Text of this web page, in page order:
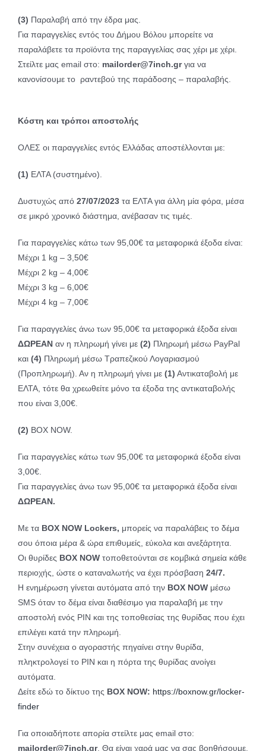
(3) Παραλαβή από την έδρα μας.
Για παραγγελίες εντός του Δήμου Βόλου μπορείτε να
παραλάβετε τα προϊόντα της παραγγελίας σας χέρι με χέρι.
Στείλτε μας email στο: mailorder@7inch.grγια να
κανονίσουμε το ραντεβού της παράδοσης – παραλαβής.
Κόστη και τρόποι αποστολής
ΟΛΕΣ οι παραγγελίες εντός Ελλάδας αποστέλλονται με:
(1) ΕΛΤΑ (συστημένο).
Δυστυχώς από 27/07/2023 τα ΕΛΤΑ για άλλη μία φόρα, μέσα
σε μικρό χρονικό διάστημα, ανέβασαν τις τιμές.
Για παραγγελίες κάτω των 95,00€ τα μεταφορικά έξοδα είναι:
Μέχρι 1 kg – 3,50€
Μέχρι 2 kg – 4,00€
Μέχρι 3 kg – 6,00€
Μέχρι 4 kg – 7,00€
Για παραγγελίες άνω των 95,00€ τα μεταφορικά έξοδα είναι
ΔΩΡΕΑΝ αν η πληρωμή γίνει με (2) Πληρωμή μέσω PayPal
και (4) Πληρωμή μέσω Τραπεζικού Λογαριασμού
(Προπληρωμή). Αν η πληρωμή γίνει με (1) Αντικαταβολή με
ΕΛΤΑ, τότε θα χρεωθείτε μόνο τα έξοδα της αντικαταβολής
που είναι 3,00€.
(2) BOX NOW.
Για παραγγελίες κάτω των 95,00€ τα μεταφορικά έξοδα είναι
3,00€.
Για παραγγελίες άνω των 95,00€ τα μεταφορικά έξοδα είναι
ΔΩΡΕΑΝ.
Με τα BOX NOW Lockers, μπορείς να παραλάβεις το δέμα
σου όποια μέρα & ώρα επιθυμείς, εύκολα και ανεξάρτητα.
Οι θυρίδες BOX NOW τοποθετούνται σε κομβικά σημεία κάθε
περιοχής, ώστε ο καταναλωτής να έχει πρόσβαση 24/7.
Η ενημέρωση γίνεται αυτόματα από την BOX NOW μέσω
SMS όταν το δέμα είναι διαθέσιμο για παραλαβή με την
αποστολή ενός PIN και της τοποθεσίας της θυρίδας που έχει
επιλέγει κατά την πληρωμή.
Στην συνέχεια ο αγοραστής πηγαίνει στην θυρίδα,
πληκτρολογεί το PIN και η πόρτα της θυρίδας ανοίγει
αυτόματα.
Δείτε εδώ το δίκτυο της BOX NOW: https://boxnow.gr/locker-
finder
Για οποιαδήποτε απορία στείλτε μας email στο:
mailorder@7inch.gr. Θα είναι χαρά μας να σας βοηθήσουμε.